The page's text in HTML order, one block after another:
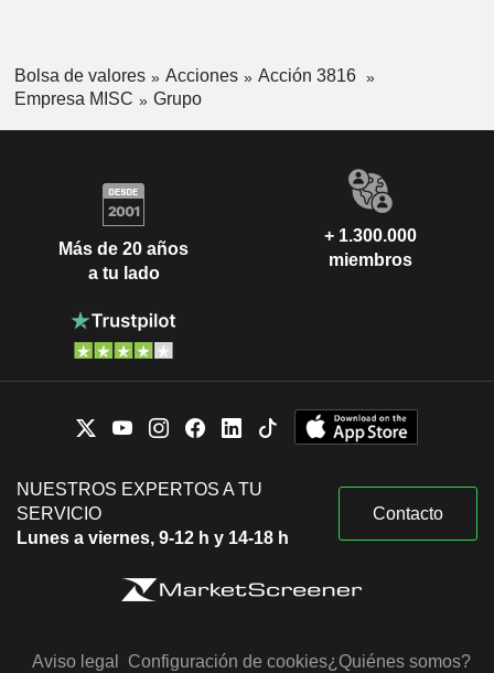
Bolsa de valores Acciones
Acción 3816
Empresa MISC
Grupo
Más de 20 años
a tu lado
+ 1.300.000
miembros
NUESTROS EXPERTOS A TU
SERVICIO
Lunes a viernes, 9-12 h y 14-18 h
Contacto
Aviso legal Configuración de cookies¿Quiénes somos?